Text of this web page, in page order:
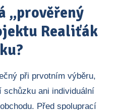
„prověřený
Realiťák
při prvotním výběru,
schůzku ani individuální
Před spoluprací